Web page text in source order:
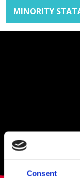
Consent
MINORITY